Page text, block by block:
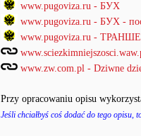
www.pugoviza.ru - БУХ
www.pugoviza.ru - БУХ -
www.pugoviza.ru -
www.zw.com.pl - Dziwne
Przy opracowaniu opisu
Jeśli chciałbyś coś dodać do tego opisu,